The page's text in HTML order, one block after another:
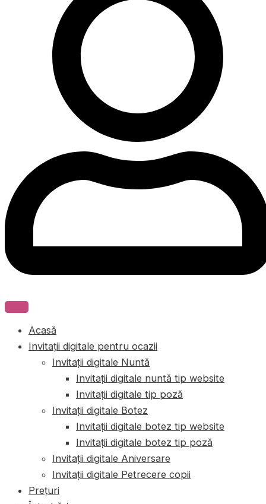
Acasă
Invitații digitale pentru ocazii
Invitații digitale Nuntă
Invitații digitale nuntă tip website
Invitații digitale tip poză
Invitații digitale Botez
Invitații digitale botez tip website
Invitații digitale botez tip poză
Invitații digitale Aniversare
Invitații digitale Petrecere copii
Prețuri